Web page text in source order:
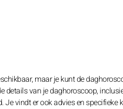
maar je kunt de
details van je daghoroscoop,
Je vindt er ook advies en specifieke